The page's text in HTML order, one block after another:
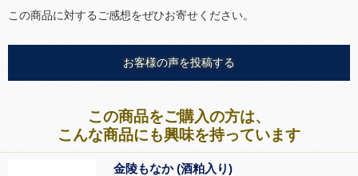
この商品に対するご感想をぜひお寄せください。
お客様の声を投稿する
この商品をご購入の方は、
こんな商品にも興味を持っています
金陵もなか (酒粕入り)